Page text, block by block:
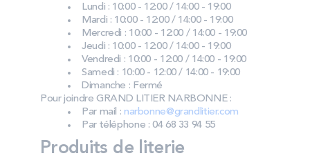
Lundi : 10:00 - 12:00 / 14:00 - 19:00
Mardi : 10:00 - 12:00 / 14:00 - 19:00
Mercredi : 10:00 - 12:00 / 14:00 - 19:00
Jeudi : 10:00 - 12:00 / 14:00 - 19:00
Vendredi : 10:00 - 12:00 / 14:00 - 19:00
Samedi : 10:00 - 12:00 / 14:00 - 19:00
Dimanche : Fermé
Pour joindre GRAND LITIER NARBONNE :
Par mail : narbonne@grandlitier.com
Par téléphone : 04 68 33 94 55
Produits de literie